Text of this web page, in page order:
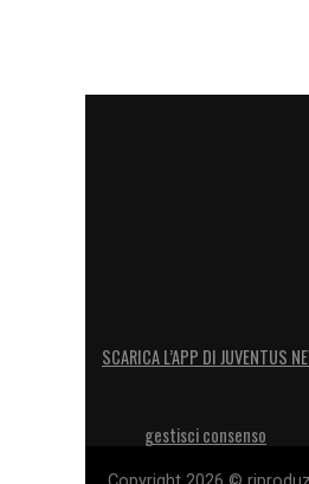
SCARICA L’APP DI JUVENTUS
gestisci consenso